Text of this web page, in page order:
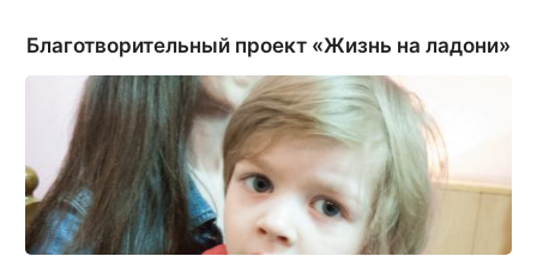
Благотворительный проект «Жизнь на ладони»